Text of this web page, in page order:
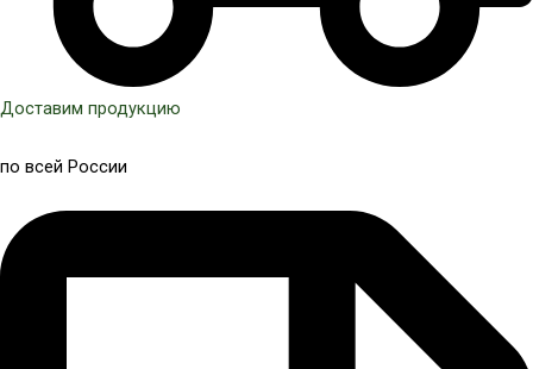
Доставим продукцию
по всей России